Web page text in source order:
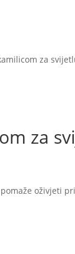
za
za
oživjeti